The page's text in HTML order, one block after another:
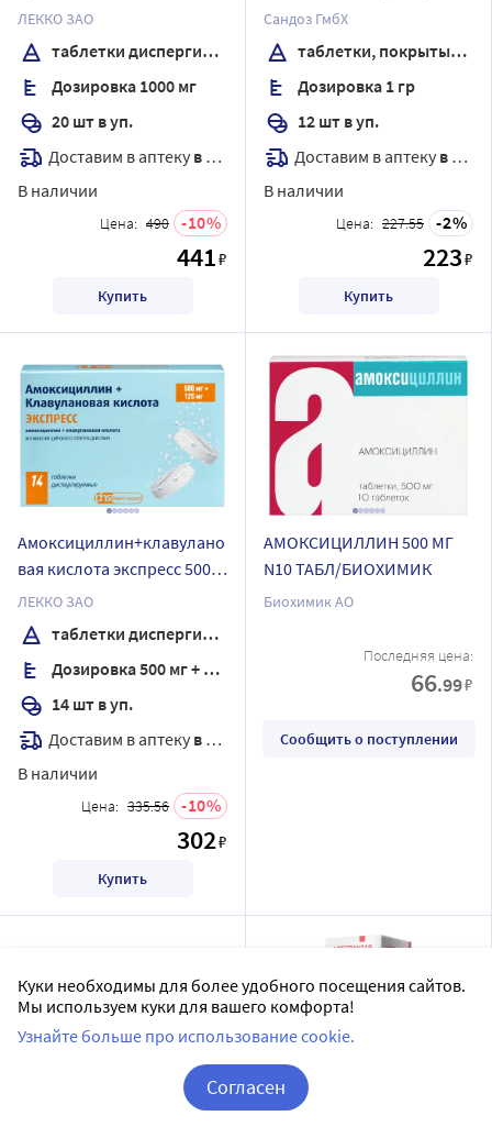
диспергируемые
ЛЕККО ЗАО
таблетки диспергируемые
Дозировка 1000 мг
20 шт в уп.
Доставим в аптеку в течение 7 дней
В наличии
Цена: 490 10
441₽
Купить
пленочной оболочкой
Сандоз ГмбХ
таблетки, покрытые пленочной оболочкой
Дозировка 1 гр
12 шт в уп.
Доставим в аптеку в течение 7 дней
В наличии
Цена: 227.55 2
223₽
Купить
Амоксициллин+клавулано
вая кислота экспресс 500
мг + 125 мг 14 шт. таблетки
диспергируемые
ЛЕККО ЗАО
таблетки диспергируемые
Дозировка 500 мг + 125 мг
14 шт в уп.
Доставим в аптеку в течение 7 дней
В наличии
Цена: 335.56 10
302₽
Купить
АМОКСИЦИЛЛИН 500 МГ
N10 ТАБЛ/БИОХИМИК
Биохимик АО
Последняя цена:
66.99₽
Сообщить о поступлении
Куки необходимы для более удобного посещения сайтов.
Мы используем куки для вашего комфорта!
Узнайте больше про использование cookie.
Согласен